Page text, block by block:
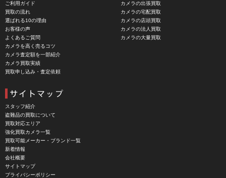
Carl Zeiss Jena（カールツアイスイエナ）
CASIO（カシオ）
CBL Lens（シービーエル）
CHINON（チノン）
CHIYOCA 千代田商会（ちよだしょうかい）
CIESTA（シエスタ）
Cineroid（シネロイド）
CINEVATE （シネベート）
CIRO （シロ）
CLARUS（クラルス）
Clay Smith（クレイスミス）
ご利用ガイド
買取の流れ
選ばれる10の理由
お客様の声
よくあるご質問
カメラを高く売るコツ
カメラ査定額を一部紹介
カメラ買取実績
買取申し込み・査定依頼
カメラの出張買取
カメラの宅配買取
カメラの店頭買取
カメラの法人買取
カメラの大量買取
スタッフ紹介
盗難品の買取について
買取対応エリア
強化買取カメラ一覧
買取可能メーカー・ブランド一覧
新着情報
会社概要
サイトマップ
プライバシーポリシー